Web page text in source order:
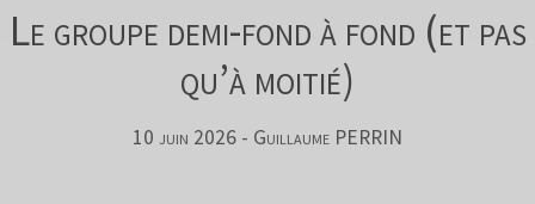
Le groupe demi-fond à fond (et pas
qu’à moitié)
10 juin 2026 - Guillaume PERRIN